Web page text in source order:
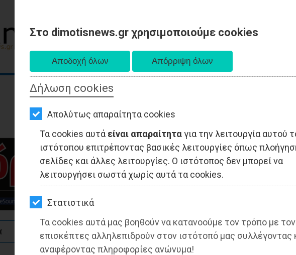
Στο dimotisnews.gr χρησιμοποιούμε cookies
Δήλωση cookies
Απολύτως απαραίτητα cookies
Τα cookies αυτά είναι απαραίτηταγια την λειτουργία αυτού
ιστότοπου επιτρέποντας βασικές λειτουργίες όπως
σελίδες και άλλες λειτουργίες. Ο ιστότοπος δεν μπορεί να
λειτουργήσει σωστά χωρίς αυτά τα cookies.
Στατιστικά
Τα cookies αυτά μας βοηθούν να κατανοούμε τον τρόπο με τον
επισκέπτες αλληλεπιδρούν στον ιστότοπό μας συλλέγοντας
αναφέροντας πληροφορίες ανώνυμα!